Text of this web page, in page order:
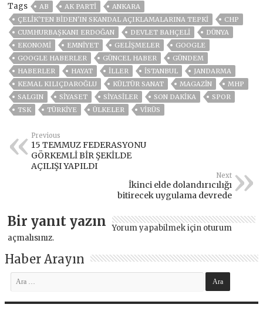
Tags AB AK PARTİ
ANKARA
ÇELIK'TEN BIDEN'IN SKANDAL AÇIKLAMALARINA TEPKI
CHP
CUMHURBAŞKANI ERDOĞAN
DEVLET BAHÇELİ
DÜNYA
EKONOMİ
EMNİYET GELIŞMELER
GOOGLE
GOOGLE HABERLER
GÜNCEL HABER
GÜNDEM
HABERLER
HAYAT İLLER ISTANBUL
JANDARMA
KEMAL KILIÇDAROĞLU
KÜLTÜR SANAT MAGAZİN
MHP
SALGIN
SİYASET SİYASİLER SON DAKIKA
SPOR
TSK
TÜRKİYE ÜLKELER VIRÜS
Previous
15 TEMMUZ FEDERASYONU
GÖRKEMLİ BİR ŞEKİLDE
AÇILIŞI YAPILDI
Next
İkinci elde dolandırıcılığı
bitirecek uygulama devrede
Bir yanıt yazın Yorum yapabilmek için oturum
açmalısınız.
Haber Arayın